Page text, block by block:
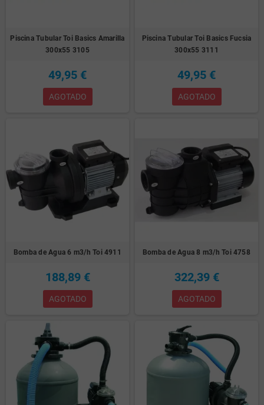
Piscina Tubular Toi Basics Amarilla
300x55 3105
49,95 €
AGOTADO
Piscina Tubular Toi Basics Fucsia
300x55 3111
49,95 €
AGOTADO
Bomba de Agua 6 m3/h Toi 4911
188,89 €
AGOTADO
Bomba de Agua 8 m3/h Toi 4758
322,39 €
AGOTADO